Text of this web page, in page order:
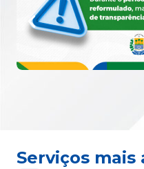
Serviços mais